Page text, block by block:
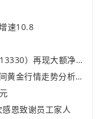
速10.8
恒生科技指数五连跌 恒生互联网ETF（513330）再现大额净申购
荣桀：7.8黄金破高不加速谨防诱多，晚间黄金行情走势分析及操作建议！
恩致谢员工家人